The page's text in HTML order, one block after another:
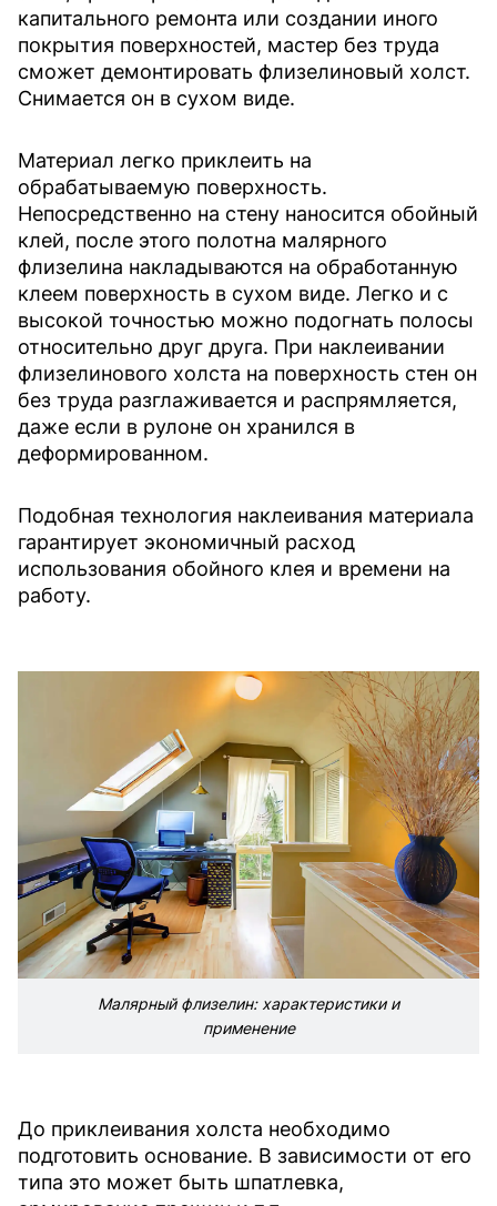
капитального ремонта или создании иного
покрытия поверхностей, мастер без труда
сможет демонтировать флизелиновый холст.
Снимается он в сухом виде.
Материал легко приклеить на
обрабатываемую поверхность.
Непосредственно на стену наносится обойный
клей, после этого полотна малярного
флизелина накладываются на обработанную
клеем поверхность в сухом виде. Легко и с
высокой точностью можно подогнать полосы
относительно друг друга. При наклеивании
флизелинового холста на поверхность стен он
без труда разглаживается и распрямляется,
даже если в рулоне он хранился в
деформированном.
Подобная технология наклеивания материала
гарантирует экономичный расход
использования обойного клея и времени на
работу.
Малярный флизелин: характеристики и
применение
До приклеивания холста необходимо
подготовить основание. В зависимости от его
типа это может быть шпатлевка,